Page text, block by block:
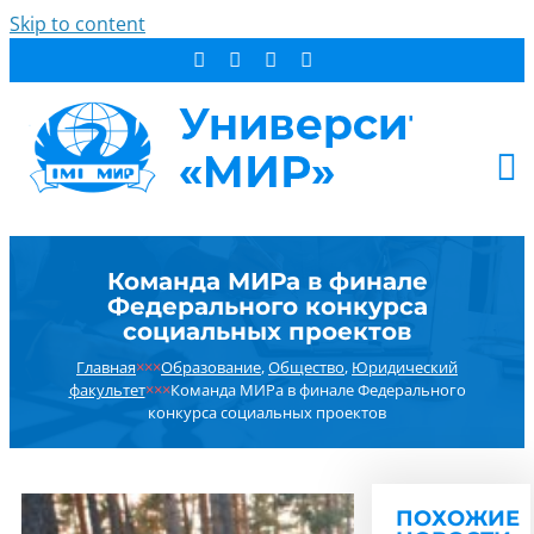
Skip to content
СТУДЕНТУ
ДОПОБРАЗОВАНИЕ
ОБ УНИВЕРСИТЕТЕ
НОВОСТИ
РЕЗУЛЬТАТ ПОИСКА:
Команда МИРа в финале
Федерального конкурса
социальных проектов
Главная×××Образование,Общество, Юридический
факультет×××Команда МИРа в финале Федерального
конкурса социальных проектов
ПОХОЖИЕ